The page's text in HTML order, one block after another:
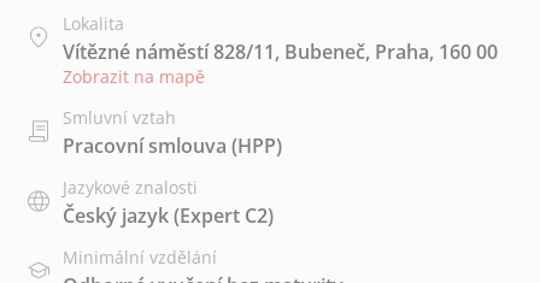
Lokalita
Vítězné náměstí 828/11, Bubeneč, Praha, 160 00
Zobrazit na mapě
Smluvní vztah
Pracovní smlouva (HPP)
Jazykové znalosti
Český jazyk(Expert C2)
Minimální vzdělání